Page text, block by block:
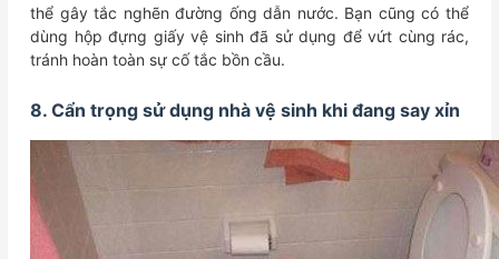
thể gây tắc nghẽn đường ống dẫn nước. Bạn cũng có thể
dùng hộp đựng giấy vệ sinh đã sử dụng để vứt cùng rác,
tránh hoàn toàn sự cố tắc bồn cầu.
8. Cẩn trọng sử dụng nhà vệ sinh khi đang say xỉn